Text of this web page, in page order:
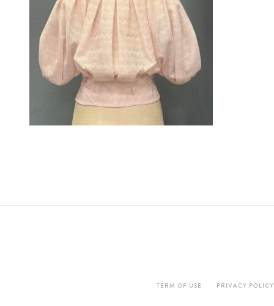
TERM OF USE PRIVACY POLICY